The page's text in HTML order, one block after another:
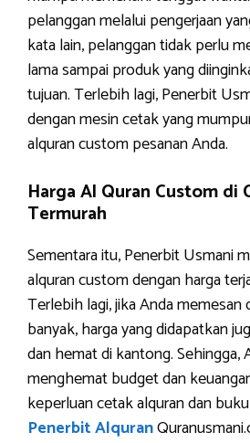
pelanggan melalui pengerjaan
kata lain, pelanggan tidak perlu
lama sampai produk yang
tujuan. Terlebih lagi, Penerbit
dengan mesin cetak yang
alquran custom pesanan Anda.
Harga Al Quran Custom di
Termurah
Sementara itu, Penerbit Usmani
alquran custom dengan harga
Terlebih lagi, jika Anda memesan
banyak, harga yang didapatkan
dan hemat di kantong. Sehingga,
menghemat budget dan
keperluan cetak alquran dan
Penerbit Alquran